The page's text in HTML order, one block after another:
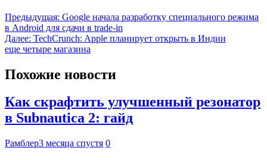
Предыдущая: Google начала разработку специального режима
в Android для сдачи в trade-in
Далее: TechCrunch: Apple планирует открыть в Индии
еще четыре магазина
Похожие новости
Как скрафтить улучшенный резонатор
в Subnautica 2: гайд
Рамблер3 месяца спустя 0